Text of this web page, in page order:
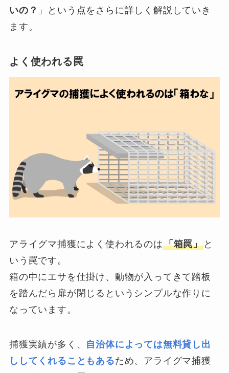
いの？ 」という点をさらに詳しく解説していき
ます。
よく使われる罠
アライグマ捕獲によく使われるのは「箱罠」 と
いう罠です。
箱の中にエサを仕掛け、動物が入ってきて踏板
を踏んだら扉が閉じるというシンプルな作りに
なっています。
捕獲実績が多く、 自治体によっては無料貸し出
ししてくれることもあるため、アライグマ捕獲